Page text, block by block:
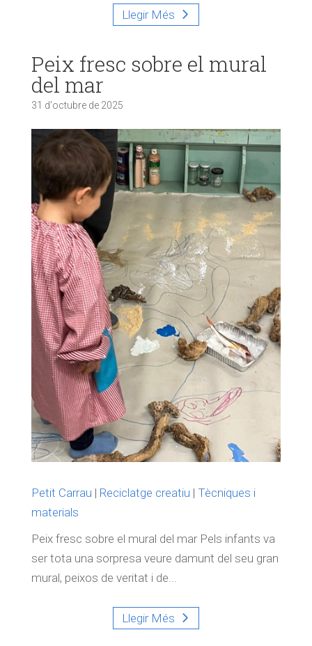
Llegir Més
Peix fresc sobre el mural
del mar
31 d'octubre de 2025
Petit Carrau | Reciclatge creatiu | Tècniques i
materials
Peix fresc sobre el mural del mar Pels infants va
ser tota una sorpresa veure damunt del seu gran
mural, peixos de veritat i de...
Llegir Més